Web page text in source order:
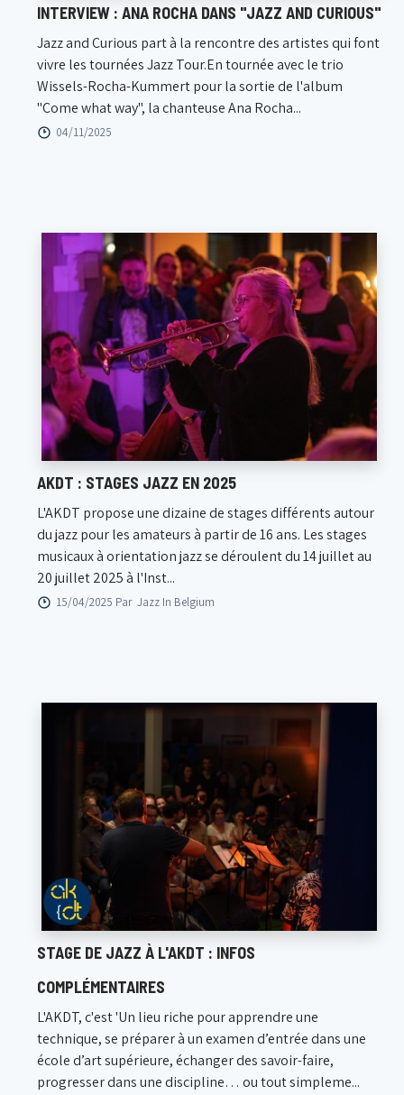
INTERVIEW : ANA ROCHA DANS "JAZZ AND CURIOUS"
Jazz and Curious part à la rencontre des artistes qui font
vivre les tournées Jazz Tour.En tournée avec le trio
Wissels-Rocha-Kummert pour la sortie de l'album
"Come what way", la chanteuse Ana Rocha...
04/11/2025
AKDT : STAGES JAZZ EN 2025
L'AKDT propose une dizaine de stages différents autour
du jazz pour les amateurs à partir de 16 ans. Les stages
musicaux à orientation jazz se déroulent du 14 juillet au
20 juillet 2025 à l'Inst...
15/04/2025 Par Jazz In Belgium
STAGE DE JAZZ À L'AKDT : INFOS
COMPLÉMENTAIRES
L'AKDT, c'est 'Un lieu riche pour apprendre une
technique, se préparer à un examen d’entrée dans une
école d’art supérieure, échanger des savoir-faire,
progresser dans une discipline… ou tout simpleme...